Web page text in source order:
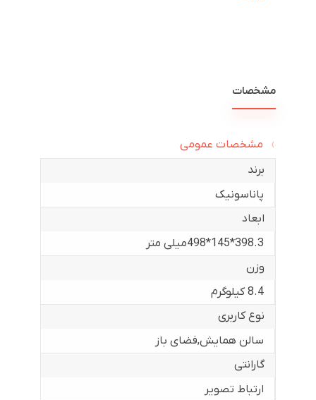
مشخصات
مشخصات عمومی
برند
پاناسونیک
ابعاد
398.3*145*498میلی متر
وزن
8.4 کیلوگرم
نوع کاربری
سالن همایش,فضای باز
گارانتی
ارتباط تصویر